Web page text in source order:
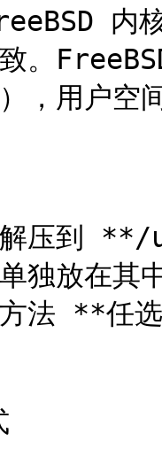
内
。
，用户空
解压到
独放在其
法 **任